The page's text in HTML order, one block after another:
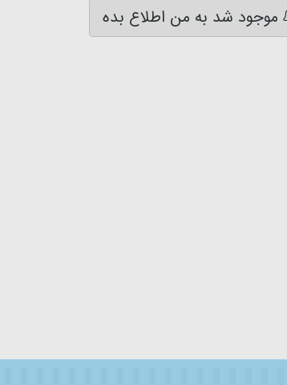
موجود شد به من اطلاع بده